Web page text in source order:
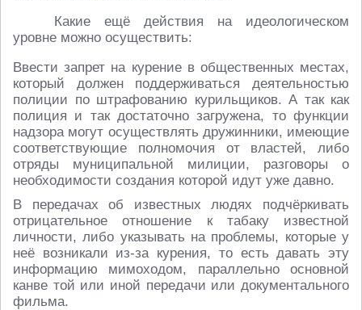
Какие ещё действия на идеологическом
уровне можно осуществить:
Ввести запрет на курение в общественных местах,
который должен поддерживаться деятельностью
полиции по штрафованию курильщиков. А так как
полиция и так достаточно загружена, то функции
надзора могут осуществлять дружинники, имеющие
соответствующие полномочия от властей, либо
отряды муниципальной милиции, разговоры о
необходимости создания которой идут уже давно.
В передачах об известных людях подчёркивать
отрицательное отношение к табаку известной
личности, либо указывать на проблемы, которые у
неё возникали из-за курения, то есть давать эту
информацию мимоходом, параллельно основной
канве той или иной передачи или документального
фильма.